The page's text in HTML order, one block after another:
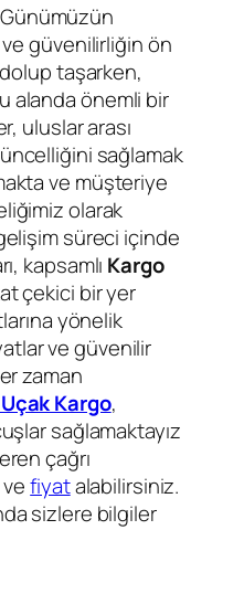
ve güvenilirliğin ön
taşarken,
alanda önemli bir
uluslar arası
sağlamak
ve müşteriye
olarak
süreci içinde
kapsamlı Kargo
çekici bir yer
yönelik
ve güvenilir
zaman
Kargo,
sağlamaktayız
çağrı
vefiyatalabilirsiniz.
sizlere bilgiler